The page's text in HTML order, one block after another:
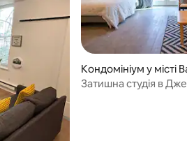
Кондомініум у місті
тон-Гайтс
Затишна студія в